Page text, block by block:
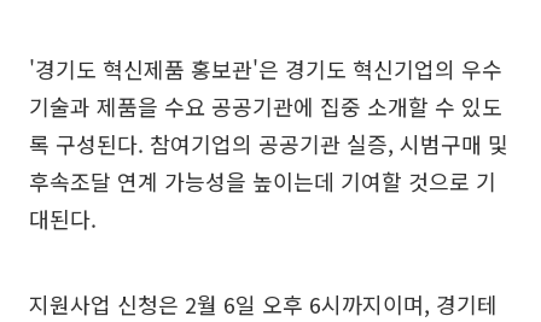
'경기도 혁신제품 홍보관'은 경기도 혁신기업의 우수
기술과 제품을 수요 공공기관에 집중 소개할 수 있도
록 구성된다. 참여기업의 공공기관 실증, 시범구매 및
후속조달 연계 가능성을 높이는데 기여할 것으로 기
대된다.
지원사업 신청은 2월 6일 오후 6시까지이며, 경기테